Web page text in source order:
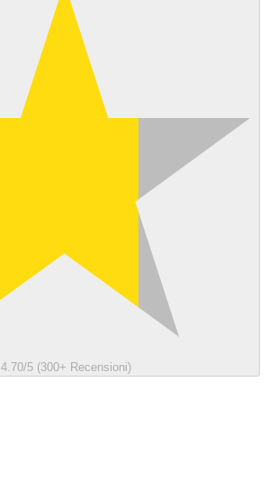
4.70/5 (300+ Recensioni)